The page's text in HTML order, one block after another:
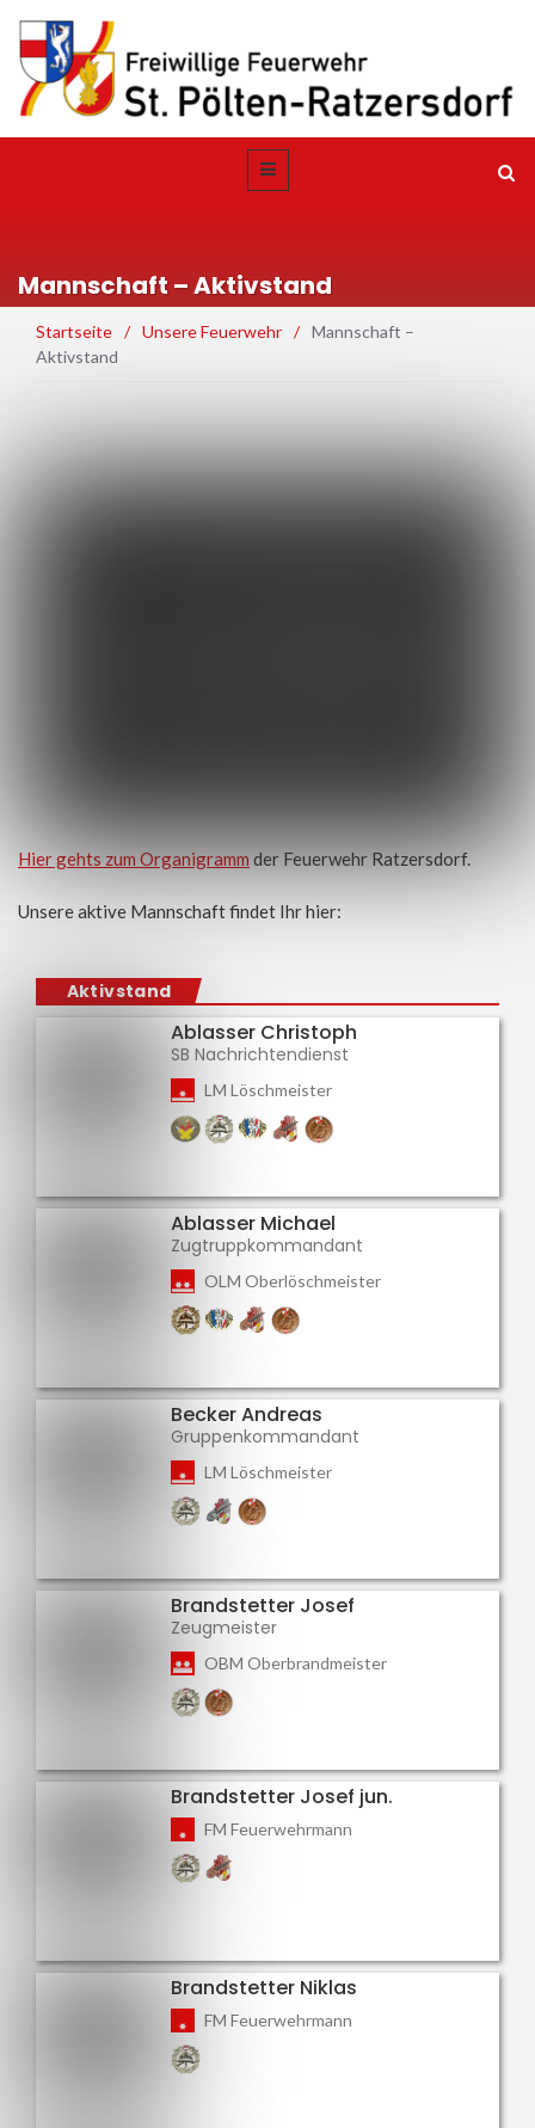
Mannschaft – Aktivstand
Startseite / Unsere Feuerwehr / Mannschaft –
Aktivstand
Hier gehts zum Organigramm der Feuerwehr Ratzersdorf.
Unsere aktive Mannschaft findet Ihr hier:
Aktivstand
Ablasser Christoph
SB Nachrichtendienst
LM Löschmeister
Ablasser Michael
Zugtruppkommandant
OLM Oberlöschmeister
Becker Andreas
Gruppenkommandant
LM Löschmeister
Brandstetter Josef
Zeugmeister
OBM Oberbrandmeister
Brandstetter Josef jun.
FM Feuerwehrmann
Brandstetter Niklas
FM Feuerwehrmann